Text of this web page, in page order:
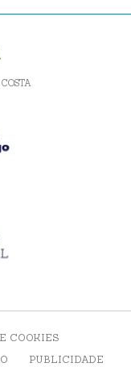
COOKIES
PUBLICIDADE